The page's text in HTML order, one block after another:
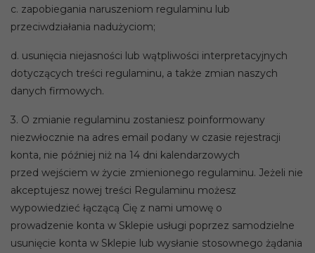
c. zapobiegania naruszeniom regulaminu lub
przeciwdziałania nadużyciom;
d. usunięcia niejasności lub wątpliwości interpretacyjnych
dotyczących treści regulaminu, a także zmian naszych
danych firmowych.
3. O zmianie regulaminu zostaniesz poinformowany
niezwłocznie na adres email podany w czasie rejestracji
konta, nie później niż na 14 dni kalendarzowych
przed wejściem w życie zmienionego regulaminu. Jeżeli nie
akceptujesz nowej treści Regulaminu możesz
wypowiedzieć łączącą Cię z nami umowę o
prowadzenie konta w Sklepie usługi poprzez samodzielne
usunięcie konta w Sklepie lub wysłanie stosownego żądania